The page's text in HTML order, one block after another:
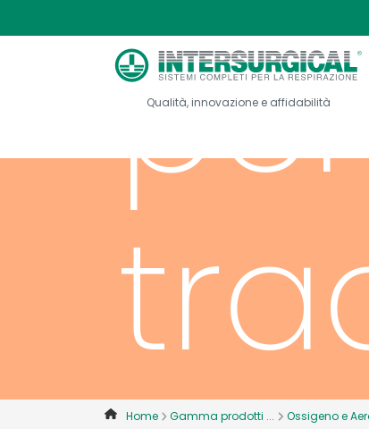
Qualità, innovazione e affidabilità
per
Home Gamma prodotti ... Ossigeno e